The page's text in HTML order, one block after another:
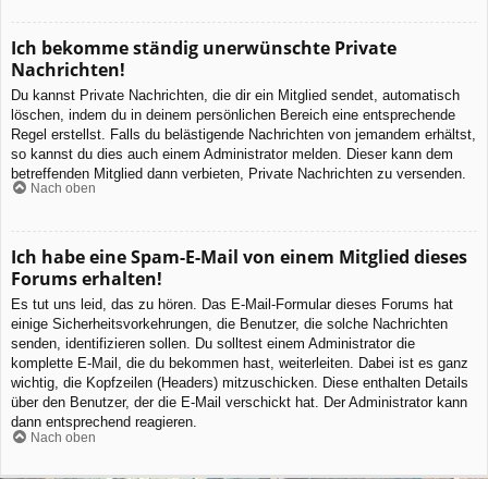
Ich bekomme ständig unerwünschte Private
Nachrichten!
Du kannst Private Nachrichten, die dir ein Mitglied sendet, automatisch
löschen, indem du in deinem persönlichen Bereich eine entsprechende
Regel erstellst. Falls du belästigende Nachrichten von jemandem erhältst,
so kannst du dies auch einem Administrator melden. Dieser kann dem
betreffenden Mitglied dann verbieten, Private Nachrichten zu versenden.
Nach oben
Ich habe eine Spam-E-Mail von einem Mitglied dieses
Forums erhalten!
Es tut uns leid, das zu hören. Das E-Mail-Formular dieses Forums hat
einige Sicherheitsvorkehrungen, die Benutzer, die solche Nachrichten
senden, identifizieren sollen. Du solltest einem Administrator die
komplette E-Mail, die du bekommen hast, weiterleiten. Dabei ist es ganz
wichtig, die Kopfzeilen (Headers) mitzuschicken. Diese enthalten Details
über den Benutzer, der die E-Mail verschickt hat. Der Administrator kann
dann entsprechend reagieren.
Nach oben